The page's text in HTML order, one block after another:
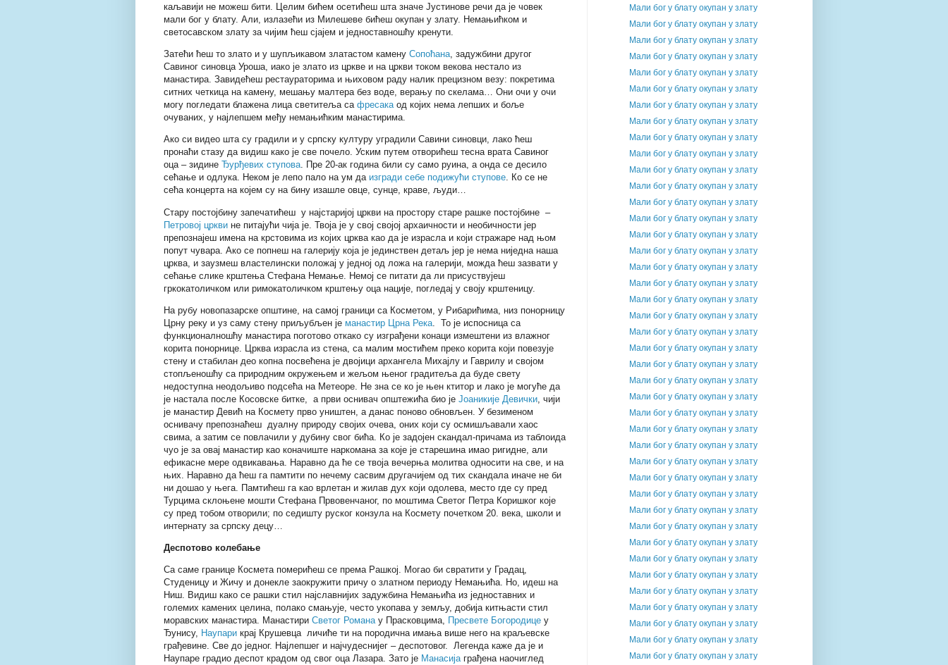
каљавији не можеш бити. Целим бићем осетићеш шта значе Јустинове речи да је човек
мали бог у блату. Али, излазећи из Милешеве бићеш окупан у злату. Немањићком и
светосавском злату за чијим ћеш сјајем и једноставношћу кренути.
Затећи ћеш то злато и у шупљикавом златастом камену Сопоћана, задужбини другог
Савиног синовца Уроша, иако је злато из цркве и на цркви током векова нестало из
манастира. Завидећеш рестаураторима и њиховом раду налик прецизном везу: покретима
ситних четкица на камену, мешању малтера без воде, верању по скелама… Они очи у очи
могу погледати блажена лица светитеља са фресакаод којих нема лепших и боље
очуваних, у најлепшем међу немањићким манастирима.
Ако си видео шта су градили и у српску културу уградили Савини синовци, лако ћеш
пронаћи стазу да видиш како је све почело. Уским путем отворићеш тесна врата Савиног
оца – зидине Ђурђевих ступова. Пре 20-ак година били су само руина, а онда се десило
сећање и одлука. Неком је лепо пало на ум да изгради себе подижући ступове. Ко се не
сећа концерта на којем су на бину изашле овце, сунце, краве, људи…
Стару постојбину запечатићеш у најстаријој цркви на простору старе рашке постојбине –
Петровој цркви не питајући чија је. Твоја је у свој својој архаичности и необичности јер
препознајеш имена на крстовима из којих црква као да је израсла и који стражаре над њом
попут чувара. Ако се попнеш на галерију која је јединствен детаљ јер је нема ниједна наша
црква, и заузмеш властелински положај у једној од ложа на галерији, можда ћеш зазвати у
сећање слике крштења Стефана Немање. Немој се питати да ли присуствујеш
гркокатоличком или римокатоличком крштењу оца нације, погледај у своју крштеницу.
На рубу новопазарске општине, на самој граници са Косметом, у Рибарићима, низ понорницу
Црну реку и уз саму стену приљубљен је манастир Црна Река . То је испосница са
функционалношћу манастира поготово откако су изграђени конаци измештени из влажног
корита понорнице. Црква израсла из стена, са малим мостићем преко корита који повезује
стену и стабилан део копна посвећена је двојици архангела Михајлу и Гаврилу и својом
стопљеношћу са природним окружењем и жељом њеног градитеља да буде свету
недоступна неодољиво подсећа на Метеоре. Не зна се ко је њен ктитор и лако је могуће да
је настала после Косовске битке, а први оснивач општежића био је Јоаникије Девички , чији
је манастир Девић на Космету прво уништен, а данас поново обновљен. У безименом
оснивачу препознаћеш дуалну природу својих очева, оних који су осмишљавали хаос
свима, а затим се повлачили у дубину свог бића. Ко је задојен скандал-причама из таблоида
чуо је за овај манастир као коначиште наркомана за које је старешина имао ригидне, али
ефикасне мере одвикавања. Наравно да ће се твоја вечерња молитва односити на све, и на
њих. Наравно да ћеш га памтити по нечему сасвим другачијем од тих скандала иначе не би
ни дошао у њега. Памтићеш га као врлетан и жилав дух који одолева, место где су пред
Турцима склоњене мошти Стефана Првовенчаног, по моштима Светог Петра Коришког које
су пред тобом отворили; по седишту руског конзула на Космету почетком 20. века, школи и
интернату за српску децу…
Деспотово колебање
Са саме границе Космета померићеш се према Рашкој. Могао би свратити у Градац,
Студеницу и Жичу и донекле заокружити причу о златном периоду Немањића. Но, идеш на
Ниш. Видиш како се рашки стил најславнијих задужбина Немањића из једноставних и
големих камених целина, полако смањује, често укопава у земљу, добија китњасти стил
моравских манастира. Манастири Светог Романау Прасковцима, Пресвете Богородице у
Ђунису, Наупари крај Крушевца личиће ти на породична имања више него на краљевске
грађевине. Све до једног. Најлепшег и најчудеснијег – деспотовог. Легенда каже да је и
Наупаре градио деспот крадом од свог оца Лазара. Зато је Манасијаграђена наочиглед
Мали бог у блату окупан у злату
Мали бог у блату окупан у злату
Мали бог у блату окупан у злату
Мали бог у блату окупан у злату
Мали бог у блату окупан у злату
Мали бог у блату окупан у злату
Мали бог у блату окупан у злату
Мали бог у блату окупан у злату
Мали бог у блату окупан у злату
Мали бог у блату окупан у злату
Мали бог у блату окупан у злату
Мали бог у блату окупан у злату
Мали бог у блату окупан у злату
Мали бог у блату окупан у злату
Мали бог у блату окупан у злату
Мали бог у блату окупан у злату
Мали бог у блату окупан у злату
Мали бог у блату окупан у злату
Мали бог у блату окупан у злату
Мали бог у блату окупан у злату
Мали бог у блату окупан у злату
Мали бог у блату окупан у злату
Мали бог у блату окупан у злату
Мали бог у блату окупан у злату
Мали бог у блату окупан у злату
Мали бог у блату окупан у злату
Мали бог у блату окупан у злату
Мали бог у блату окупан у злату
Мали бог у блату окупан у злату
Мали бог у блату окупан у злату
Мали бог у блату окупан у злату
Мали бог у блату окупан у злату
Мали бог у блату окупан у злату
Мали бог у блату окупан у злату
Мали бог у блату окупан у злату
Мали бог у блату окупан у злату
Мали бог у блату окупан у злату
Мали бог у блату окупан у злату
Мали бог у блату окупан у злату
Мали бог у блату окупан у злату
Мали бог у блату окупан у злату